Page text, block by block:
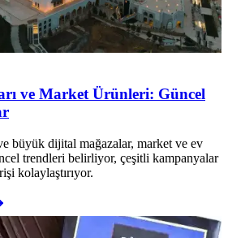
ve Market Ürünleri: Güncel
büyük dijital mağazalar, market ve ev
trendleri belirliyor, çeşitli kampanyalar
kolaylaştırıyor.